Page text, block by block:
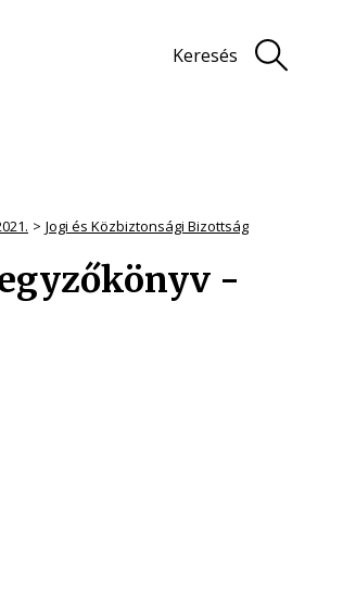
Keresés
Jogi és Közbiztonsági Bizottság
-